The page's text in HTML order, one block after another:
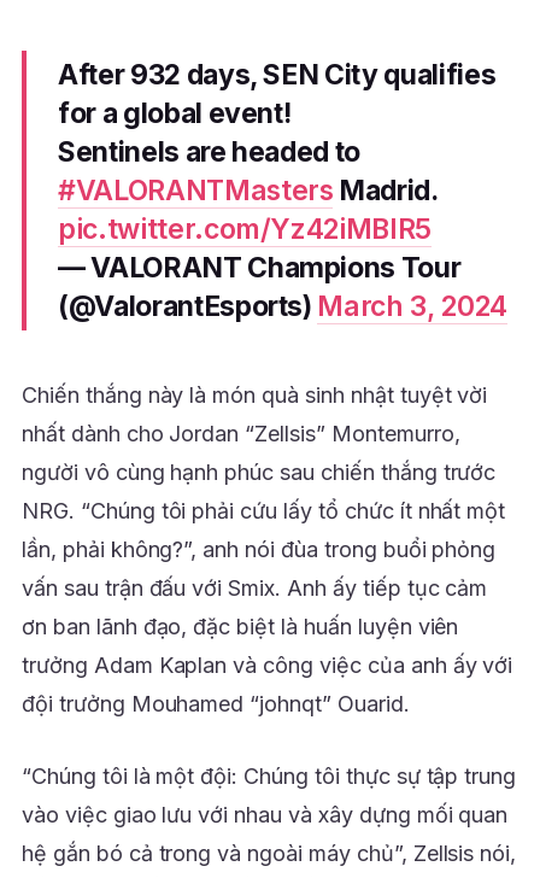
After 932 days, SEN City qualifies
for a global event!
Sentinels are headed to
#VALORANTMasters Madrid.
pic.twitter.com/Yz42iMBIR5
— VALORANT Champions Tour
(@ValorantEsports) March 3, 2024
Chiến thắng này là món quà sinh nhật tuyệt vời
nhất dành cho Jordan “Zellsis” Montemurro,
người vô cùng hạnh phúc sau chiến thắng trước
NRG. “Chúng tôi phải cứu lấy tổ chức ít nhất một
lần, phải không?”, anh nói đùa trong buổi phỏng
vấn sau trận đấu với Smix. Anh ấy tiếp tục cảm
ơn ban lãnh đạo, đặc biệt là huấn luyện viên
trưởng Adam Kaplan và công việc của anh ấy với
đội trưởng Mouhamed “johnqt” Ouarid.
“Chúng tôi là một đội: Chúng tôi thực sự tập trung
vào việc giao lưu với nhau và xây dựng mối quan
hệ gắn bó cả trong và ngoài máy chủ”, Zellsis nói,